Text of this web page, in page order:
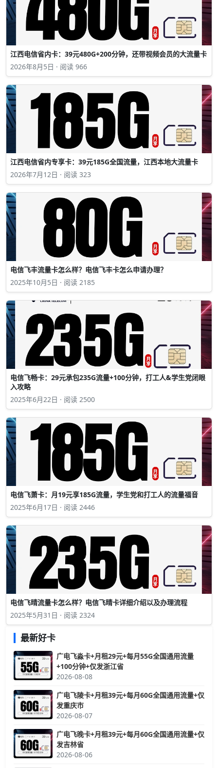
江西电信省内卡：39元480G+200分钟，还带视频会员的大流量卡
2026年8月5日 · 阅读 966
江西电信省内专享卡：39元185G全国流量，江西本地大流量卡
2026年7月12日 · 阅读 323
电信飞丰流量卡怎么样？电信飞丰卡怎么申请办理？
2025年10月5日 · 阅读 2185
电信飞畅卡：29元承包235G流量+100分钟，打工人&学生党闭眼
入攻略
2025年6月22日 · 阅读 2500
电信飞萧卡：月19元享185G流量，学生党和打工人的流量福音
2025年6月17日 · 阅读 2446
电信飞晴流量卡怎么样？电信飞晴卡详细介绍以及办理流程
2025年5月31日 · 阅读 2324
最新好卡
广电飞淼卡+月租29元+每月55G全国通用流量
+100分钟+仅发浙江省
2026-08-08
广电飞陵卡+月租39元+每月60G全国通用流量+仅
发重庆市
2026-08-07
广电飞晚卡+月租39元+每月60G全国通用流量+仅
发吉林省
2026-08-06